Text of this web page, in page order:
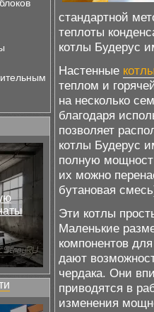
стандартной
теплоты
котлы Будерус
Настенные
теплом и
на несколько
благодаря
позволяет
котлы Будерус
полную
их можно
бутановая
Эти котлы
Маленькие
компонентов
дают
чердака. Они
приводятся в
изменения